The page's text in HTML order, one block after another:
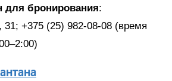
для бронирования:
+375 (25) 982-08-08 (время